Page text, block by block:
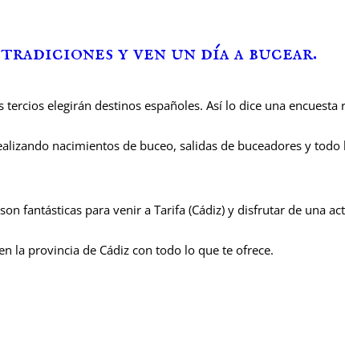
y ven un día a bucear.
elegirán destinos españoles. Así lo dice una
nacimientos de buceo, salidas de buceadores y
fantásticas para venir a Tarifa (Cádiz) y disfrutar de una
la provincia de Cádiz con todo lo que te ofrece.